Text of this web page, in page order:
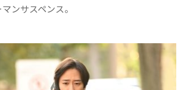
ンサスペンス。